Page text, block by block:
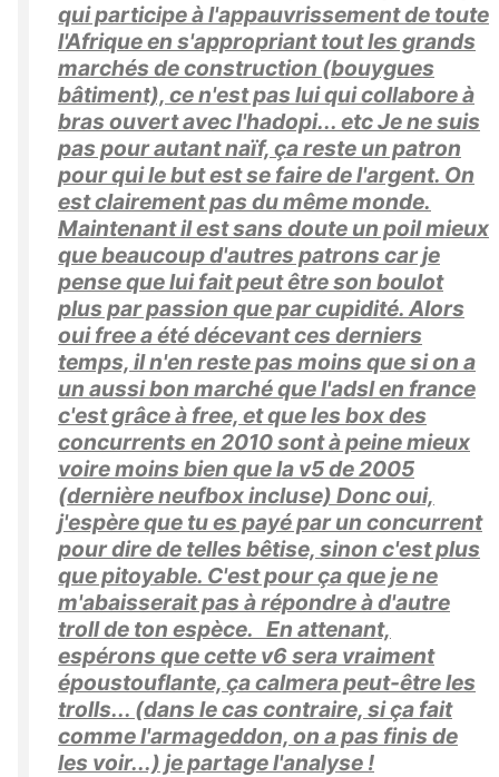
qui participe à l'appauvrissement de toute
l'Afrique en s'appropriant tout les grands
marchés de construction (bouygues
bâtiment), ce n'est pas lui qui collabore à
bras ouvert avec l'hadopi... etc Je ne suis
pas pour autant naïf, ça reste un patron
pour qui le but est se faire de l'argent. On
est clairement pas du même monde.
Maintenant il est sans doute un poil mieux
que beaucoup d'autres patrons car je
pense que lui fait peut être son boulot
plus par passion que par cupidité. Alors
oui free a été décevant ces derniers
temps, il n'en reste pas moins que si on a
un aussi bon marché que l'adsl en france
c'est grâce à free, et que les box des
concurrents en 2010 sont à peine mieux
voire moins bien que la v5 de 2005
(dernière neufbox incluse) Donc oui,
j'espère que tu es payé par un concurrent
pour dire de telles bêtise, sinon c'est plus
que pitoyable. C'est pour ça que je ne
m'abaisserait pas à répondre à d'autre
troll de ton espèce. En attenant,
espérons que cette v6 sera vraiment
époustouflante, ça calmera peut-être les
trolls... (dans le cas contraire, si ça fait
comme l'armageddon, on a pas finis de
les voir...) je partage l'analyse !